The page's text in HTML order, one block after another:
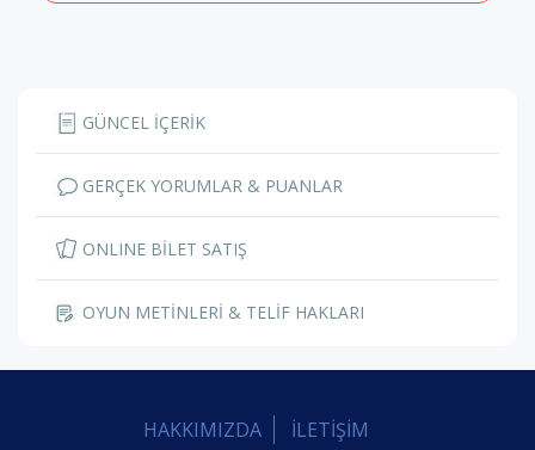
GÜNCEL İÇERİK
GERÇEK YORUMLAR & PUANLAR
ONLINE BİLET SATIŞ
OYUN METİNLERİ & TELİF HAKLARI
HAKKIMIZDA İLETİŞİM